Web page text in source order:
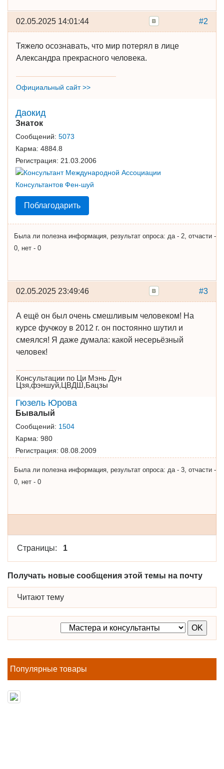
#2
02.05.2025 14:01:44
Тяжело осознавать, что мир потерял в лице
Александра прекрасного человека.
Официальный сайт >>
Даокид
Знаток
Сообщений: 5073
Карма: 4884.8
Регистрация: 21.03.2006
Поблагодарить
Была ли полезна информация, результат опроса: да - 2, отчасти -
0, нет - 0
#3
02.05.2025 23:49:46
А ещё он был очень смешливым человеком! На
курсе фучжоу в 2012 г. он постоянно шутил и
смеялся! Я даже думала: какой несерьёзный
человек!
Консультации по Ци Мэнь Дун
Цзя,фэншуй,ЦВДШ,Бацзы
Гюзель Юрова
Бывалый
Сообщений: 1504
Карма: 980
Регистрация: 08.08.2009
Была ли полезна информация, результат опроса: да - 3, отчасти -
0, нет - 0
Страницы: 1
Получать новые сообщения этой темы на почту
Читают тему
Популярные товары